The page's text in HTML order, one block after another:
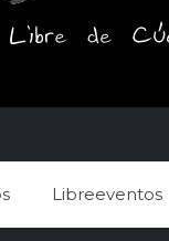
Libreeventos